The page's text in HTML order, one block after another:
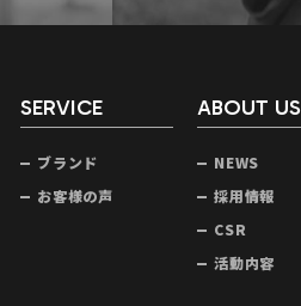
SERVICE
ブランド
お客様の声
ABOUT US
NEWS
採用情報
CSR
活動内容